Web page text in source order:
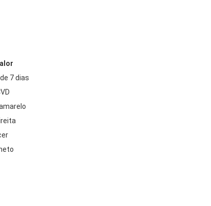
7 dias